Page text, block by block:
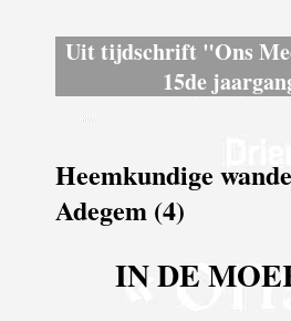
Uit tijdschrift "Ons
15de
Heemkundige
Adegem (4)
IN DE